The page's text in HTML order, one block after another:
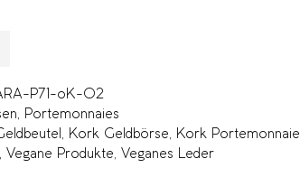
P71-oK-02
, Portemonnaies
, Kork Geldbörse, Kork Portemonnaie
, Vegane Produkte, Veganes Leder